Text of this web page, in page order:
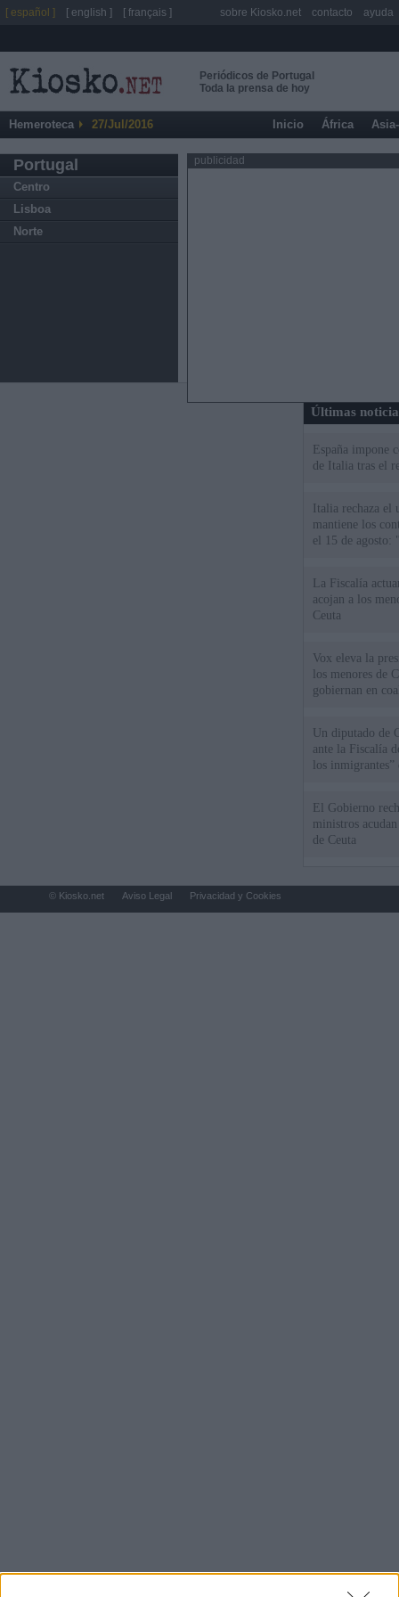
Periódicos de Portugal
Toda la prensa de hoy
Hemeroteca 27/Jul/2016 Inicio África
Portugal
Centro
Lisboa
Norte
publicidad
Últimas
España impone
de Italia tras el
Italia rechaza
mantiene los
el 15 de agosto:
La Fiscalía
acojan a los
Ceuta
Vox eleva la
los menores de
gobiernan en
Un diputado de
ante la Fiscalía
los inmigrantes”
El Gobierno
ministros
de Ceuta
[ español ] [ english ] [ français ] sobre Kiosko.net contacto ayuda
© Kiosko.net Aviso Legal Privacidad y Cookies